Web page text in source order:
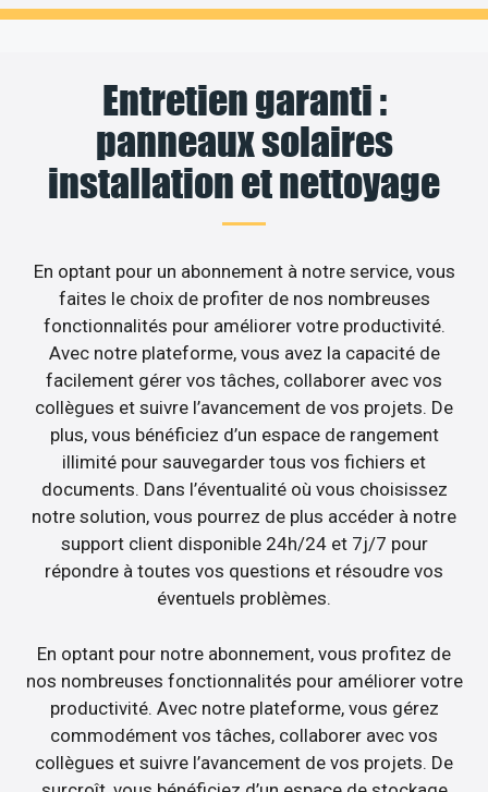
Entretien garanti :
panneaux solaires
installation et nettoyage
En optant pour un abonnement à notre service, vous
faites le choix de profiter de nos nombreuses
fonctionnalités pour améliorer votre productivité.
Avec notre plateforme, vous avez la capacité de
facilement gérer vos tâches, collaborer avec vos
collègues et suivre l’avancement de vos projets. De
plus, vous bénéficiez d’un espace de rangement
illimité pour sauvegarder tous vos fichiers et
documents. Dans l’éventualité où vous choisissez
notre solution, vous pourrez de plus accéder à notre
support client disponible 24h/24 et 7j/7 pour
répondre à toutes vos questions et résoudre vos
éventuels problèmes.
En optant pour notre abonnement, vous profitez de
nos nombreuses fonctionnalités pour améliorer votre
productivité. Avec notre plateforme, vous gérez
commodément vos tâches, collaborer avec vos
collègues et suivre l’avancement de vos projets. De